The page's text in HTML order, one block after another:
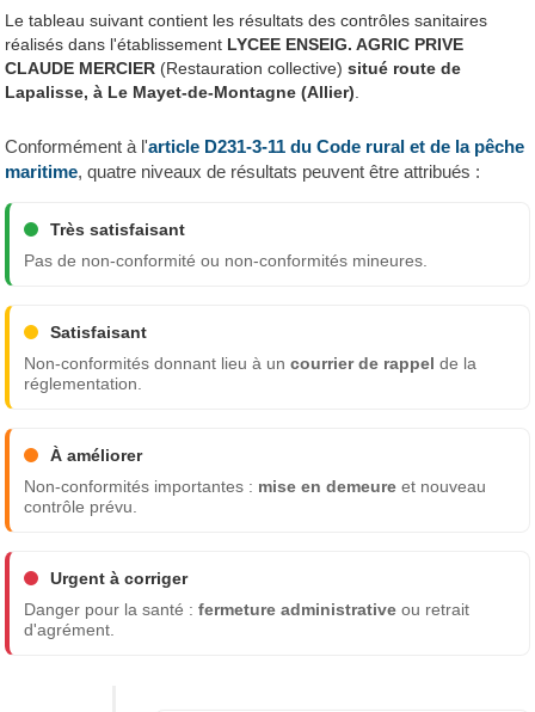
Le tableau suivant contient les résultats des contrôles sanitaires
réalisés dans l'établissement LYCEE ENSEIG. AGRIC PRIVE
CLAUDE MERCIER (Restauration collective) situé route de
Lapalisse, à Le Mayet-de-Montagne (Allier)
Conformément à l'article D231-3-11 du Code rural et de la pêche
maritime, quatre niveaux de résultats peuvent être attribués :
Très satisfaisant
Pas de non-conformité ou non-conformités mineures.
Satisfaisant
Non-conformités donnant lieu à uncourrier de rappel de la
réglementation.
À améliorer
Non-conformités importantes : mise en demeure et nouveau
contrôle prévu.
Urgent à corriger
Danger pour la santé :fermeture administrative ou retrait
d'agrément.